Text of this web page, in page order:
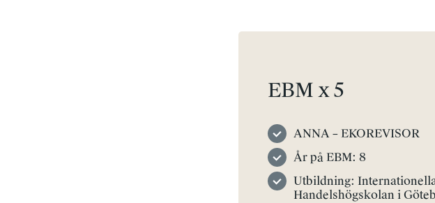
EBM x 5
ANNA – EKOREVISOR
År på EBM: 8
Utbildning:
Handelshögskolan i